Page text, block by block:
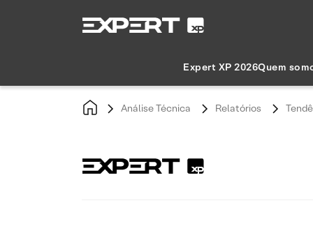
Expert XP 2026Quem
Análise Técnica Relatórios